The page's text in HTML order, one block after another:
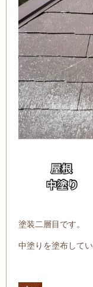
塗装二層目です。
中塗りを塗布してい